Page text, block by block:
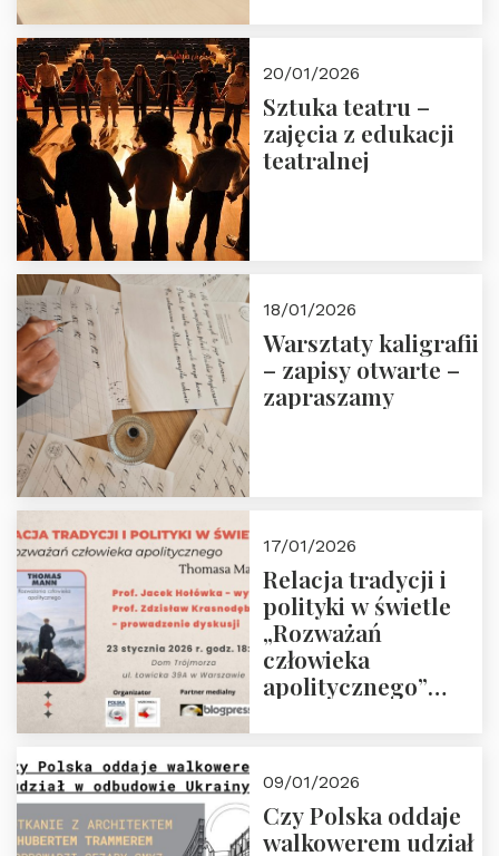
20/01/2026
Sztuka teatru –
zajęcia z edukacji
teatralnej
18/01/2026
Warsztaty kaligrafii
– zapisy otwarte –
zapraszamy
17/01/2026
Relacja tradycji i
polityki w świetle
„Rozważań
człowieka
apolitycznego”
godz. 18:00.
Zapraszamy!
09/01/2026
Czy Polska oddaje
walkowerem udział